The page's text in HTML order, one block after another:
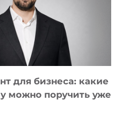
для бизнеса: какие
можно поручить уже